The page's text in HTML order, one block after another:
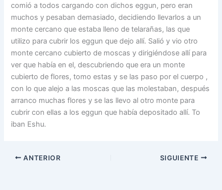
comió a todos cargando con dichos eggun, pero eran
muchos y pesaban demasiado, decidiendo llevarlos a un
monte cercano que estaba lleno de telarañas, las que
utilizo para cubrir los eggun que dejo allí. Salió y vio otro
monte cercano cubierto de moscas y dirigiéndose allí para
ver que había en el, descubriendo que era un monte
cubierto de flores, tomo estas y se las paso por el cuerpo ,
con lo que alejo a las moscas que las molestaban, después
arranco muchas flores y se las llevo al otro monte para
cubrir con ellas a los eggun que había depositado allí. To
iban Eshu.
ANTERIOR SIGUIENTE